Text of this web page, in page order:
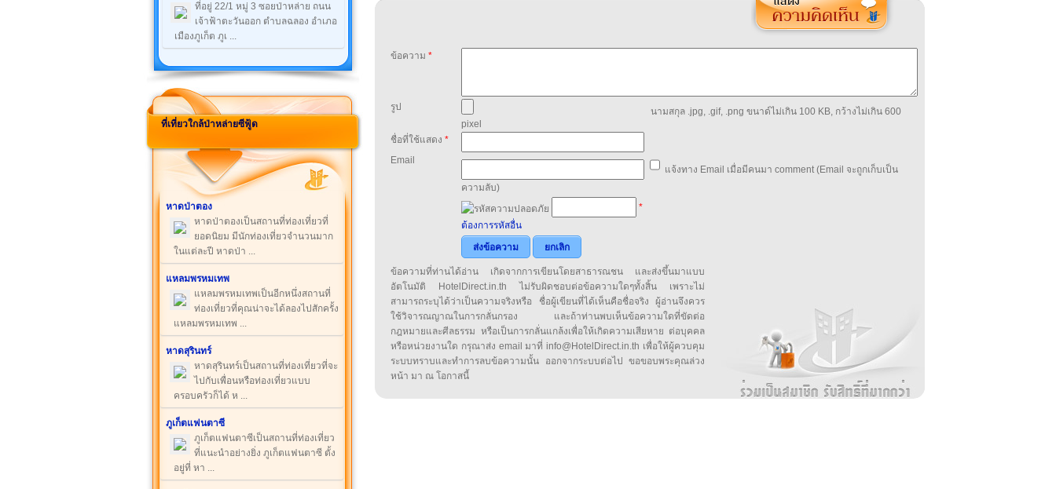
ที่อยู่ 22/1 หมู่ 3 ซอยป่าหล่าย ถนน
เจ้าฟ้าตะวันออก ตำบลฉลอง อำเภอ
เมืองภูเก็ต ภูเ ...
ที่เที่ยวใกล้ป่าหล่ายซีฟู้ด
หาดป่าตอง
หาดป่าตองเป็นสถานที่ท่องเที่ยวที่
ยอดนิยม มีนักท่องเที่ยวจำนวนมาก
ในแต่ละปี หาดป่า ...
แหลมพรหมเทพ
แหลมพรหมเทพเป็นอีกหนึ่งสถานที่
ท่องเที่ยวที่คุณน่าจะได้ลองไปสักครั้ง
แหลมพรหมเทพ ...
หาดสุรินทร์
หาดสุรินทร์เป็นสถานที่ท่องเที่ยวที่จะ
ไปกับเพื่อนหรือท่องเที่ยวแบบ
ครอบครัวก็ได้ ห ...
ภูเก็ตแฟนตาซี
ภูเก็ตแฟนตาซีเป็นสถานที่ท่องเที่ยว
ที่แนะนำอย่างยิ่ง ภูเก็ตแฟนตาซี ตั้ง
อยู่ที่ หา ...
ข้อความ *
รูป
นามสกุล .jpg, .gif, .png ขนาด์ไม่เกิน 100 KB, กว้างไม่เกิน 600
pixel
ชื่อที่ใช้แสดง *
Email
แจ้งทาง Email เมื่อมีคนมา comment (Email จะถูกเก็บเป็น
ความลับ)
*
ต้องการรหัสอื่น
ส่งข้อความ
ยกเลิก
ข้อความที่ท่านได้อ่าน เกิดจากการเขียนโดยสาธารณชน และส่งขึ้นมาแบบ
อัตโนมัติ HotelDirect.in.th ไม่รับผิดชอบต่อข้อความใดๆทั้งสิ้น เพราะไม่
สามารถระบุได้ว่าเป็นความจริงหรือ ชื่อผู้เขียนที่ได้เห็นคือชื่อจริง ผู้อ่านจึงควร
ใช้วิจารณญาณในการกลั่นกรอง และถ้าท่านพบเห็นข้อความใดที่ขัดต่อ
กฎหมายและศีลธรรม หรือเป็นการกลั่นแกล้งเพื่อให้เกิดความเสียหาย ต่อบุคคล
หรือหน่วยงานใด กรุณาส่ง email มาที่ info@HotelDirect.in.th เพื่อให้ผู้ควบคุม
ระบบทราบและทำการลบข้อความนั้น ออกจากระบบต่อไป ขอขอบพระคุณล่วง
หน้า มา ณ โอกาสนี้